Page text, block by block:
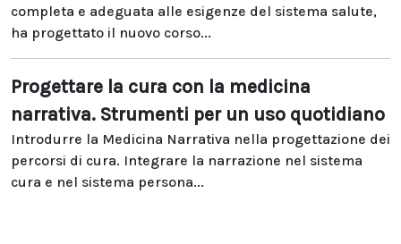
completa e adeguata alle esigenze del sistema salute,
ha progettato il nuovo corso...
Progettare la cura con la medicina
narrativa. Strumenti per un uso quotidiano
Introdurre la Medicina Narrativa nella progettazione dei
percorsi di cura. Integrare la narrazione nel sistema
cura e nel sistema persona...